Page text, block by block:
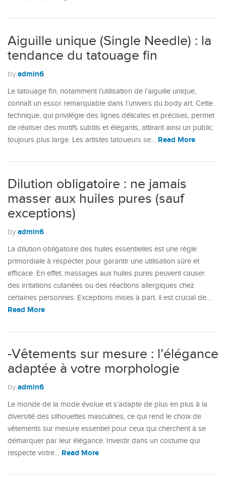
Aiguille unique (Single Needle) : la
tendance du tatouage fin
by admin6
Le tatouage fin, notamment l’utilisation de l’aiguille unique,
connaît un essor remarquable dans l’univers du body art. Cette
technique, qui privilégie des lignes délicates et précises, permet
de réaliser des motifs subtils et élégants, attirant ainsi un public
toujours plus large. Les artistes tatoueurs se… Read More
Dilution obligatoire : ne jamais
masser aux huiles pures (sauf
exceptions)
by admin6
La dilution obligatoire des huiles essentielles est une règle
primordiale à respecter pour garantir une utilisation sûre et
efficace. En effet, massages aux huiles pures peuvent causer
des irritations cutanées ou des réactions allergiques chez
certaines personnes. Exceptions mises à part, il est crucial de…
Read More
-Vêtements sur mesure : l’élégance
adaptée à votre morphologie
by admin6
Le monde de la mode évolue et s’adapte de plus en plus à la
diversité des silhouettes masculines, ce qui rend le choix de
vêtements sur mesure essentiel pour ceux qui cherchent à se
démarquer par leur élégance. Investir dans un costume qui
respecte votre… Read More